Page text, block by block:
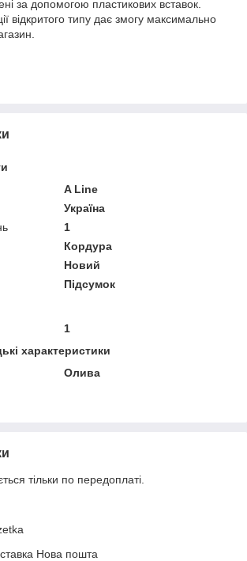
за допомогою пластикових вставок.
відкритого типу дає змогу максимально
A Line
Україна
1
Кордура
Новий
Підсумок
1
характеристики
Олива
тільки по передоплаті.
Нова пошта